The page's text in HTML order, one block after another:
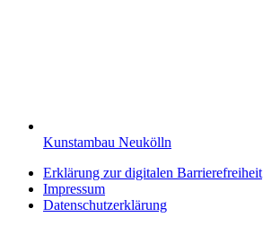
Kunstambau Neukölln
Erklärung zur digitalen Barrierefreiheit
Impressum
Datenschutzerklärung